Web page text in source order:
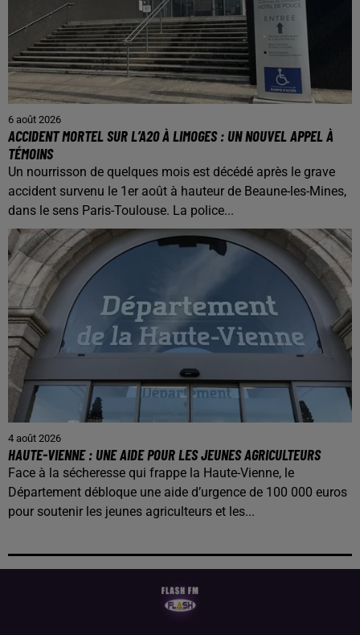
6 août 2026
ACCIDENT MORTEL SUR L’A20 À LIMOGES : UN NOUVEL APPEL À
TÉMOINS
Un nourrisson de quelques mois est décédé après le grave
accident survenu le 1er août à hauteur de Beaune-les-Mines,
dans le sens Paris-Toulouse. La police...
4 août 2026
HAUTE-VIENNE : UNE AIDE POUR LES JEUNES AGRICULTEURS
Face à la sécheresse qui frappe la Haute-Vienne, le
Département débloque une aide d’urgence de 100 000 euros
pour soutenir les jeunes agriculteurs et les...